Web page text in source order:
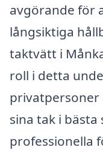
avgörande för
långsiktiga
taktvätt i
roll i detta
privatpersoner
sina tak i bästa
professionella